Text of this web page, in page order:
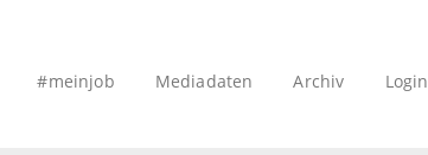
#meinjob Mediadaten Archiv Login